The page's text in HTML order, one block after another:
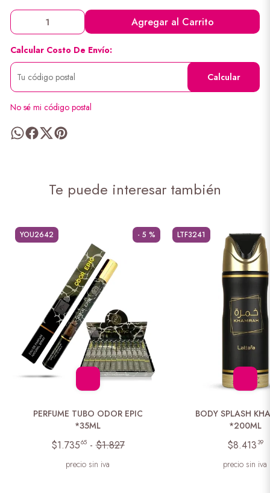
Agregar al Carrito
Calcular Costo De Envío:
Calcular
No sé mi código postal
Te puede interesar también
YOU2642 - 5 %
PERFUME TUBO ODOR EPIC
*35ML
$1.73565 - $1.827
precio sin iva
LTF3241
BODY SPLASH
*200ML
$8.413 39
precio sin iva